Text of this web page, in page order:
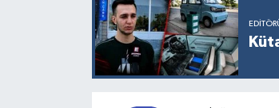
Video Galeri